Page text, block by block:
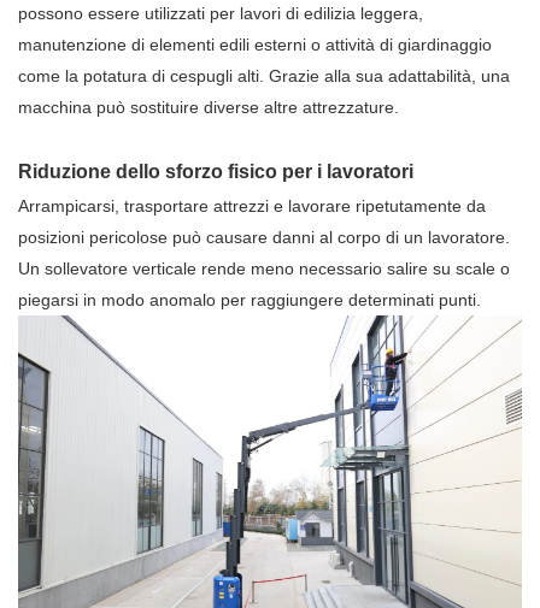
possono essere utilizzati per lavori di edilizia leggera,
manutenzione di elementi edili esterni o attività di giardinaggio
come la potatura di cespugli alti. Grazie alla sua adattabilità, una
macchina può sostituire diverse altre attrezzature.
Riduzione dello sforzo fisico per i lavoratori
Arrampicarsi, trasportare attrezzi e lavorare ripetutamente da
posizioni pericolose può causare danni al corpo di un lavoratore.
Un sollevatore verticale rende meno necessario salire su scale o
piegarsi in modo anomalo per raggiungere determinati punti.